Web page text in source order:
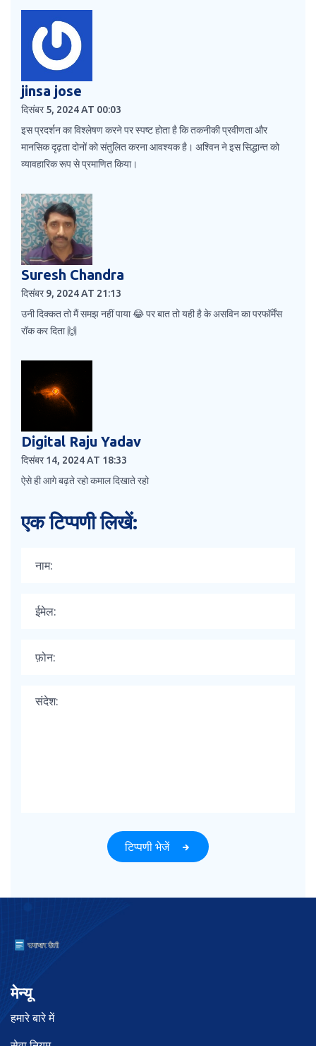
jinsa jose
दिसंबर 5, 2024 AT 00:03
इस प्रदर्शन का विश्लेषण करने पर स्पष्ट होता है कि तकनीकी प्रवीणता और
मानसिक दृढ़ता दोनों को संतुलित करना आवश्यक है। अश्विन ने इस सिद्धान्त को
व्यावहारिक रूप से प्रमाणित किया।
Suresh Chandra
दिसंबर 9, 2024 AT 21:13
उनी दिक्कत तो मैं समझ नहीं पाया 😂 पर बात तो यही है के असविन का परफॉर्मेंस
रॉक कर दिता 🙌
Digital Raju Yadav
दिसंबर 14, 2024 AT 18:33
ऐसे ही आगे बढ़ते रहो कमाल दिखाते रहो
एक टिप्पणी लिखें:
टिप्पणी भेजें
मेन्यू
हमारे बारे में